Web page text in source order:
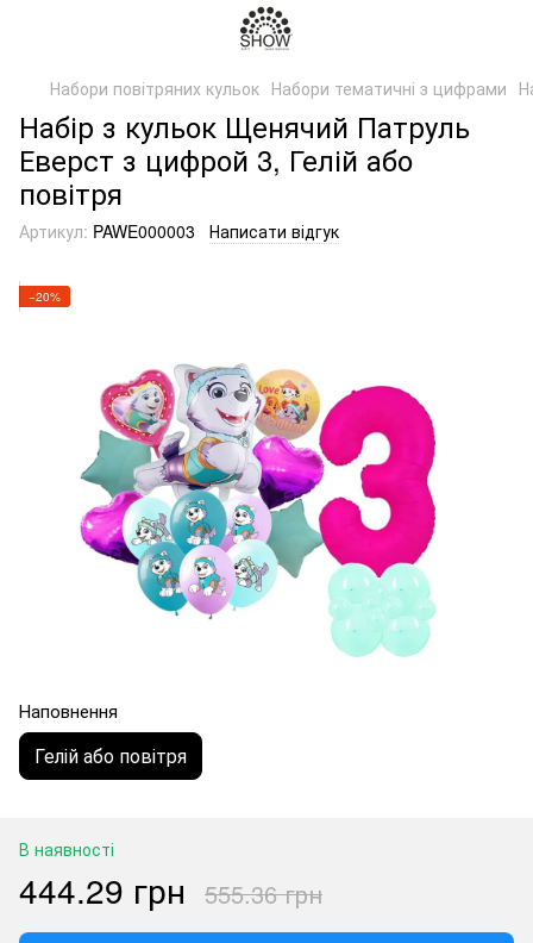
Набори повітряних кульок Набори тематичні з цифрами
Набір з кульок Щенячий Патруль
Еверст з цифрой 3, Гелій або
повітря
Артикул: PAWE000003 Написати відгук
−20%
Наповнення
Гелій або повітря
В наявності
444.29 грн 555.36 грн